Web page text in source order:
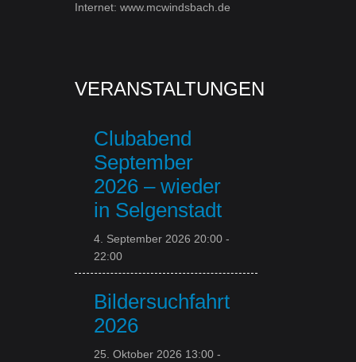
Internet: www.mcwindsbach.de
VERANSTALTUNGEN
Clubabend
September
2026 – wieder
in Selgenstadt
4. September 2026 20:00 -
22:00
Bildersuchfahrt
2026
25. Oktober 2026 13:00 -